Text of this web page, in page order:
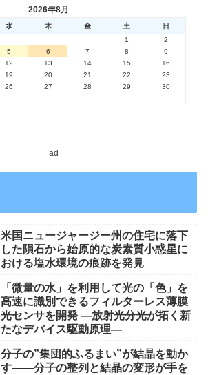
2026年8月
水 木 金 土
日
1
2
5 6 7 8
9
12 13 14 15
16
19 20 21 22
23
26 27 28 29
30
ad
米国ニュージャージー州の住宅に落下
した隕石から始原的な炭素質小惑星に
おける塩水環境の痕跡を発見
「微量の水」を利用して光の「色」を
高速に識別できるフィルターレス薄膜
光センサを開発 ―放射光分光が拓く新
たなデバイス駆動原理―
分子の”集団的ふるまい”が結晶を動か
す――分子の整列と結晶の変形が手を